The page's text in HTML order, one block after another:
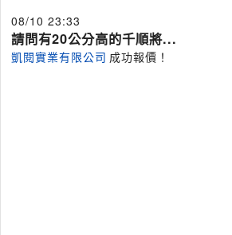
08/10 23:33
請問有20公分高的千順將...
凱閱實業有限公司 成功報價！